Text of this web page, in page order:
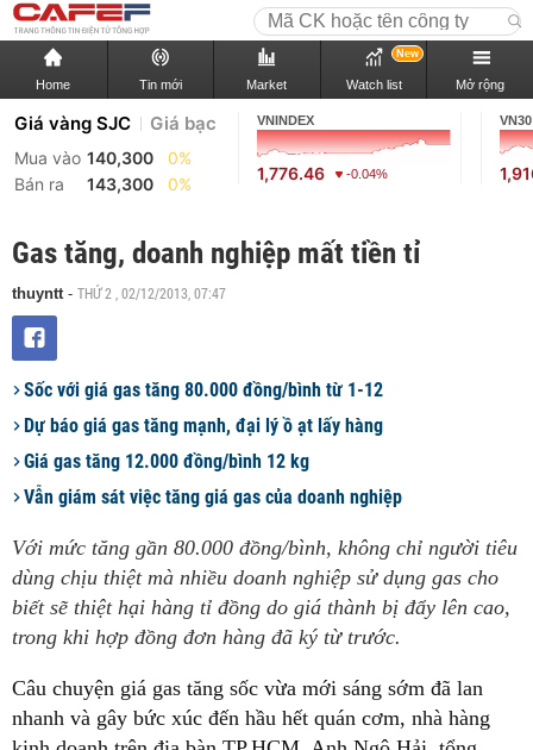
Home Tin mới Market Watch list
New
Mở rộng
Giá vàng SJC Giá bạc
Mua vào 140,300
0%
Bán ra
143,300 0%
VNINDEX
1,776.46
Gas tăng, doanh nghiệp mất tiền tỉ
thuyntt THỨ 2 , 02/12/2013, 07:47
Sốc với giá gas tăng 80.000 đồng/bình từ 1-12
Dự báo giá gas tăng mạnh, đại lý ồ ạt lấy hàng